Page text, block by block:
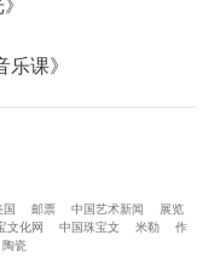
课》
国 邮票 中国艺术新闻
展览
文化网 中国珠宝文 米勒
作
陶瓷